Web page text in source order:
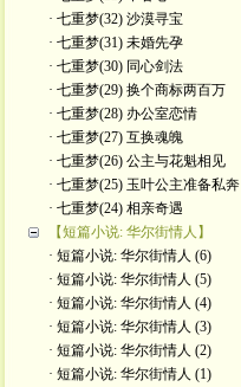
· 七重梦(32) 沙漠寻宝
· 七重梦(31) 未婚先孕
· 七重梦(30) 同心剑法
· 七重梦(29) 换个商标两百万
· 七重梦(28) 办公室恋情
· 七重梦(27) 互换魂魄
· 七重梦(26) 公主与花魁相见
· 七重梦(25) 玉叶公主准备私奔
· 七重梦(24) 相亲奇遇
【短篇小说: 华尔街情人】
· 短篇小说: 华尔街情人 (6)
· 短篇小说: 华尔街情人 (5)
· 短篇小说: 华尔街情人 (4)
· 短篇小说: 华尔街情人 (3)
· 短篇小说: 华尔街情人 (2)
· 短篇小说: 华尔街情人 (1)